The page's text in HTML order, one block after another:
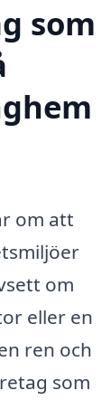
som
om att
om
eller en
ren och
som